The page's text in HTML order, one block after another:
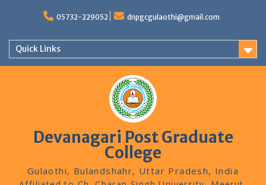
05732-229052 dnpgcgulaothi@gmail.com
Quick Links
Devanagari Post Graduate
College
Gulaothi, Bulandshahr, Uttar Pradesh, India